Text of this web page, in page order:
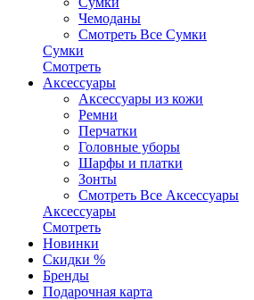
Чемоданы
Смотреть Все Сумки
Сумки
Смотреть
Аксессуары
Аксессуары из кожи
Ремни
Перчатки
Головные уборы
Шарфы и платки
Зонты
Смотреть Все Аксессуары
Аксессуары
Смотреть
Новинки
Скидки %
Бренды
Подарочная карта